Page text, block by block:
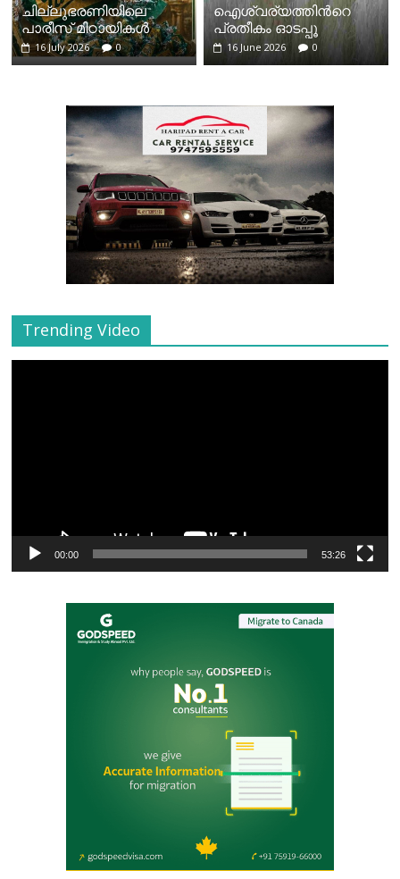
ചില്ലുഭരണിയിലെ
പാരീസ് മിഠായികള്‍
16 July 2026 0
ഐശ്വര്യത്തിന്‍റെ
പ്രതീകം ഓടപ്പൂ
16 June 2026 0
Trending Video
00:00 53:26